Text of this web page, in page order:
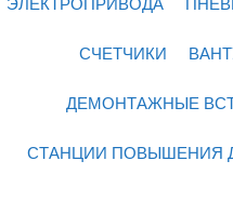
ЭЛЕКТРОПРИВОДА
СЧЕТЧИКИ
ДЕМОНТАЖНЫЕ
СТАНЦИИ ПОВЫШЕНИЯ